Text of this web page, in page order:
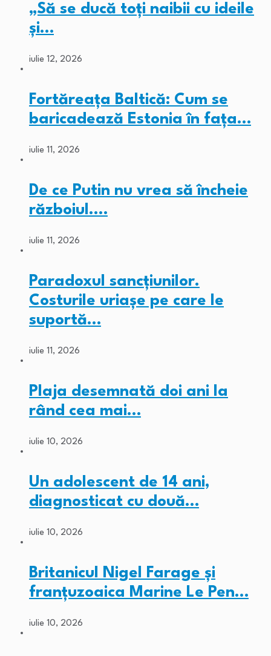
„Să se ducă toți naibii cu ideile
și…
iulie 12, 2026
Fortăreața Baltică: Cum se
baricadează Estonia în fața…
iulie 11, 2026
De ce Putin nu vrea să încheie
războiul.…
iulie 11, 2026
Paradoxul sancțiunilor.
Costurile uriașe pe care le
suportă…
iulie 11, 2026
Plaja desemnată doi ani la
rând cea mai…
iulie 10, 2026
Un adolescent de 14 ani,
diagnosticat cu două…
iulie 10, 2026
Britanicul Nigel Farage și
franțuzoaica Marine Le Pen…
iulie 10, 2026